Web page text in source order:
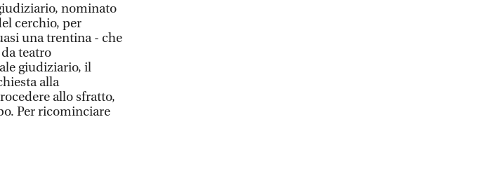
nominato
cerchio, per
una trentina - che
teatro
giudiziario, il
alla
allo sfratto,
Per ricominciare